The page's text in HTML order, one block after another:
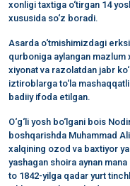
xonligi taxtiga o‘tirgan 14
xususida so‘z boradi.
Asarda o‘tmishimizdagi
qurboniga aylangan mazlum
xiyonat va razolatdan jabr
iztiroblarga to‘la
badiiy ifoda etilgan.
O‘g‘li yosh bo‘lgani bois
boshqarishda Muhammad
xalqining ozod va baxtiyor
yashagan shoira aynan mana
to 1842-yilga qadar yurt